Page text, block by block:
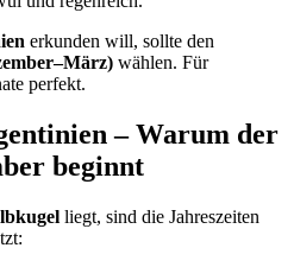
erkunden will, sollte den
wählen. Für
perfekt.
– Warum der
beginnt
liegt, sind die Jahreszeiten